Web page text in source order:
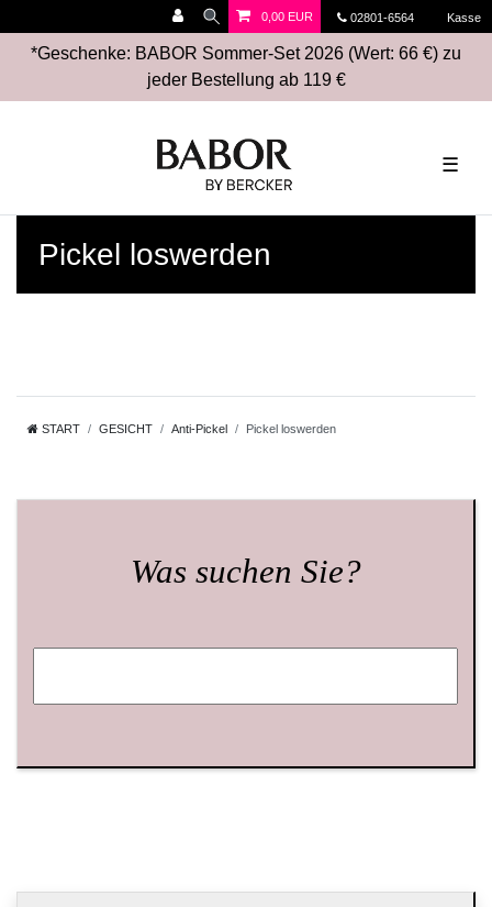
02801-6564 Kasse
0,00 EUR
*Geschenke: BABOR Sommer-Set 2026 (Wert: 66 €) zu
jeder Bestellung ab 119 €
☰
Pickel loswerden
START GESICHT Anti-Pickel Pickel loswerden
Was suchen Sie?